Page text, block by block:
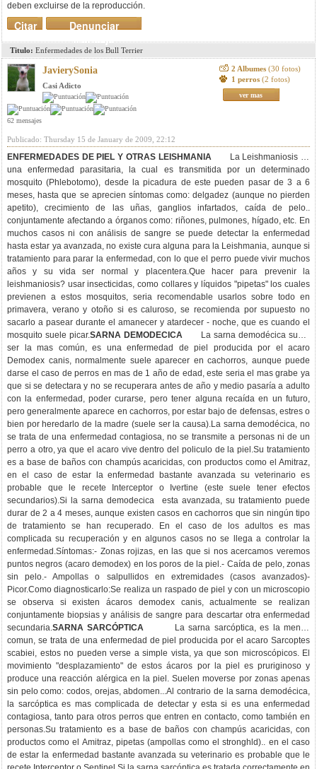
deben excluirse de la reproducción.
Denunciar
mensaje
Citar
Titulo: Enfermedades de los Bull Terrier
JavierySonia
Casi Adicto
62 mensajes
2 Albumes (30 fotos)
1 perros (2 fotos)
ver mas
Publicado: Thursday 15 de January de 2009, 22:12
ENFERMEDADES DE PIEL Y OTRAS LEISHMANIA
La Leishmaniosis es
una enfermedad parasitaria, la cual es transmitida por un determinado
mosquito (Phlebotomo), desde la picadura de este pueden pasar de 3 a 6
meses, hasta que se aprecien síntomas como: delgadez (aunque no pierden
apetito), crecimiento de las uñas, ganglios infartados, caída de pelo..
conjuntamente afectando a órganos como: riñones, pulmones, hígado, etc. En
muchos casos ni con análisis de sangre se puede detectar la enfermedad
hasta estar ya avanzada, no existe cura alguna para la Leishmania, aunque si
tratamiento para parar la enfermedad, con lo que el perro puede vivir muchos
años y su vida ser normal y placentera.Que hacer para prevenir la
leishmaniosis? usar insecticidas, como collares y líquidos "pipetas" los cuales
previenen a estos mosquitos, seria recomendable usarlos sobre todo en
primavera, verano y otoño si es caluroso, se recomienda por supuesto no
sacarlo a pasear durante el amanecer y atardecer - noche, que es cuando el
mosquito suele picar.SARNA DEMODECICA
La sarna demodécica suele
ser la mas común, es una enfermedad de piel producida por el acaro
Demodex canis, normalmente suele aparecer en cachorros, aunque puede
darse el caso de perros en mas de 1 año de edad, este seria el mas grabe ya
que si se detectara y no se recuperara antes de año y medio pasaría a adulto
con la enfermedad, poder curarse, pero tener alguna recaída en un futuro,
pero generalmente aparece en cachorros, por estar bajo de defensas, estres o
bien por heredarlo de la madre (suele ser la causa).La sarna demodécica, no
se trata de una enfermedad contagiosa, no se transmite a personas ni de un
perro a otro, ya que el acaro vive dentro del policulo de la piel.Su tratamiento
es a base de baños con champús acaricidas, con productos como el Amitraz,
en el caso de estar la enfermedad bastante avanzada su veterinario es
probable que le recete Interceptor o Ivertine (este suele tener efectos
secundarios).Si la sarna demodecica esta avanzada, su tratamiento puede
durar de 2 a 4 meses, aunque existen casos en cachorros que sin ningún tipo
de tratamiento se han recuperado. En el caso de los adultos es mas
complicada su recuperación y en algunos casos no se llega a controlar la
enfermedad.Síntomas:- Zonas rojizas, en las que si nos acercamos veremos
puntos negros (acaro demodex) en los poros de la piel.- Caída de pelo, zonas
sin pelo.- Ampollas o salpullidos en extremidades (casos avanzados)-
Picor.Como diagnosticarlo:Se realiza un raspado de piel y con un microscopio
se observa si existen ácaros demodex canis, actualmente se realizan
conjuntamente biopsias y análisis de sangre para descartar otra enfermedad
secundaria.SARNA SARCÓPTICA
La sarna sarcóptica, es la menos
comun, se trata de una enfermedad de piel producida por el acaro Sarcoptes
scabiei, estos no pueden verse a simple vista, ya que son microscópicos. El
movimiento "desplazamiento" de estos ácaros por la piel es pruriginoso y
produce una reacción alérgica en la piel. Suelen moverse por zonas apenas
sin pelo como: codos, orejas, abdomen...Al contrario de la sarna demodécica,
la sarcóptica es mas complicada de detectar y esta si es una enfermedad
contagiosa, tanto para otros perros que entren en contacto, como también en
personas.Su tratamiento es a base de baños con champús acaricidas, con
productos como el Amitraz, pipetas (ampollas como el stronghld).. en el caso
de estar la enfermedad bastante avanzada su veterinario es probable que le